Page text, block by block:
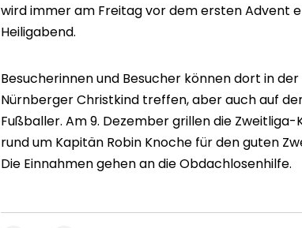
wird immer am Freitag vor dem ersten Advent
Heiligabend.
Besucherinnen und Besucher können dort in
Nürnberger Christkind treffen, aber auch auf
Fußballer. Am 9. Dezember grillen die Zweitliga-
rund um Kapitän Robin Knoche für den guten
Die Einnahmen gehen an die Obdachlosenhilfe.